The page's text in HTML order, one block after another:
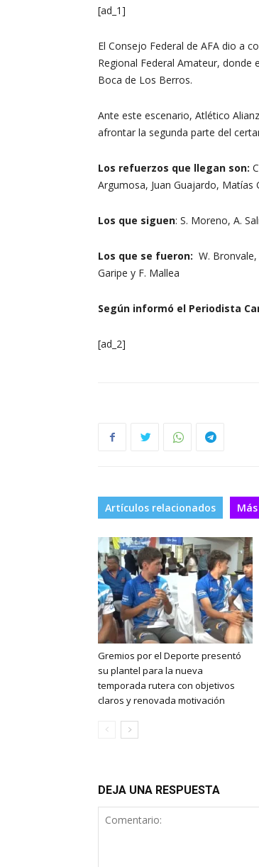
[ad_1]
El Consejo Federal de AFA dio a
Regional Federal Amateur, donde
Boca de Los Berros.
Ante este escenario, Atlético
afrontar la segunda parte del
Los refuerzos que llegan son:
Argumosa, Juan Guajardo, Matías
Los que siguen: S. Moreno, A.
Los que se fueron: W. Bronvale,
Garipe y F. Mallea
Según informó el Periodista
[ad_2]
Artículos relacionados
Gremios por el Deporte presentó
su plantel para la nueva
temporada rutera con objetivos
claros y renovada motivación
DEJA UNA RESPUESTA